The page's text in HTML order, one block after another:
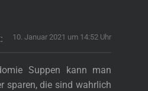
10. Januar 2021 um 14:52 Uhr
Suppen kann man
sparen, die sind wahrlich